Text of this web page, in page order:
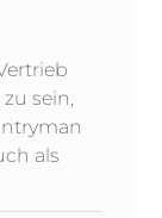
sein,
als